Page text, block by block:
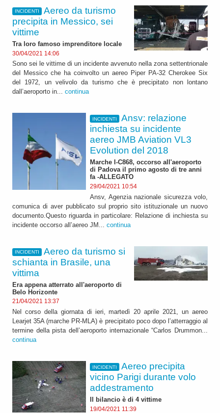
INCIDENTI
Aereo da turismo
precipita in Messico, sei
vittime
Tra loro famoso imprenditore locale
30/04/2021 14:06
Sono sei le vittime di un incidente avvenuto nella zona settentrionale
del Messico che ha coinvolto un aereo Piper PA-32 Cherokee Six
del 1972, un velivolo da turismo che è precipitato non lontano
dall’aeroporto in... continua
INCIDENTI
Ansv: relazione
inchiesta su incidente
aereo JMB Aviation VL3
Evolution del 2018
Marche I-C868, occorso all'aeroporto
di Padova il primo agosto di tre anni
fa -ALLEGATO
29/04/2021 10:54
Ansv, Agenzia nazionale sicurezza volo,
comunica di aver pubblicato sul proprio sito istituzionale un nuovo
documento.Questo riguarda in particolare: Relazione di inchiesta su
incidente occorso all’aereo JM... continua
INCIDENTI
Aereo da turismo si
schianta in Brasile, una
vittima
Era appena atterrato all'aeroporto di
Belo Horizonte
21/04/2021 13:37
Nel corso della giornata di ieri, martedì 20 aprile 2021, un aereo
Learjet 35A (marche PR-MLA) è precipitato poco dopo l’atterraggio al
termine della pista dell’aeroporto internazionale “Carlos Drummon...
continua
INCIDENTI
Aereo precipita
vicino Parigi durante volo
addestramento
Il bilancio è di 4 vittime
19/04/2021 11:39